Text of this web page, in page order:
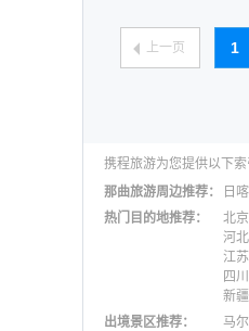
上一页 1
携程旅游为您提供以下索
那曲旅游周边推荐： 日
热门目的地推荐： 北
河
江
四
新
出境景区推荐： 马